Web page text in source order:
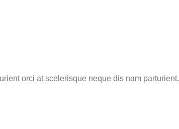
orci at scelerisque neque dis nam parturient.